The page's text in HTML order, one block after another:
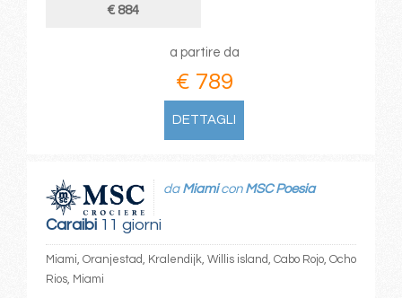
€ 884
a partire da
€ 789
DETTAGLI
Caraibi11 giorni
da Miamicon MSC Poesia
Miami, Oranjestad, Kralendijk, Willis island, Cabo Rojo, Ocho
Rios, Miami